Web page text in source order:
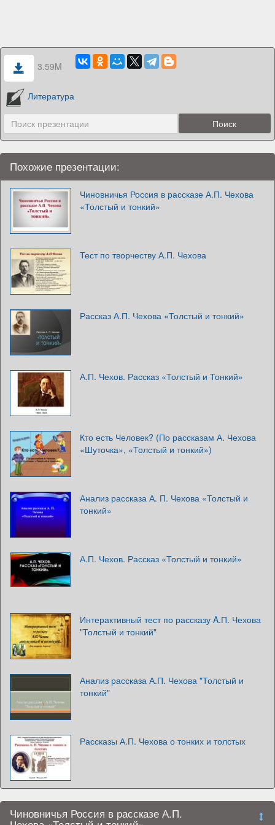
3.59M
Литература
Похожие презентации:
Чиновничья Россия в рассказе А.П. Чехова
«Толстый и тонкий»
Тест по творчеству А.П. Чехова
Рассказ А.П. Чехова «Толстый и тонкий»
А.П. Чехов. Рассказ «Толстый и Тонкий»
Кто есть Человек? (По рассказам А. Чехова
«Шуточка», «Толстый и тонкий»)
Анализ рассказа А. П. Чехова «Толстый и
тонкий»
А.П. Чехов. Рассказ «Толстый и тонкий»
Интерактивный тест по рассказу A.П. Чехова
"Толстый и тонкий"
Анализ рассказа А.П. Чехова "Толстый и
тонкий"
Рассказы А.П. Чехова о тонких и толстых
Чиновничья Россия в рассказе А.П.